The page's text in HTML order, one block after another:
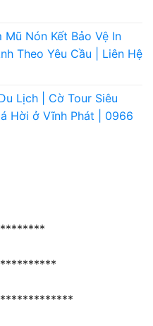
Nón Kết Bảo Vệ In
Theo Yêu Cầu | Liên Hệ
Lịch | Cờ Tour Siêu
Hời ở Vĩnh Phát | 0966